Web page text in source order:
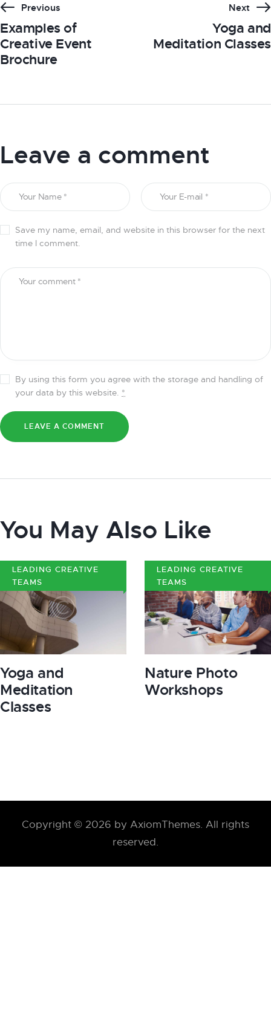
Post
navigation
Previous
Examples of
Creative Event
Brochure
Next
Yoga and
Meditation Classes
Leave a comment
Save my name, email, and website in this browser for the next
time I comment.
By using this form you agree with the storage and handling of
your data by this website. *
You May Also Like
LEADING CREATIVE
TEAMS
Yoga and
Meditation
Classes
LEADING CREATIVE
TEAMS
Nature Photo
Workshops
Copyright © 2026 by AxiomThemes. All rights
reserved.